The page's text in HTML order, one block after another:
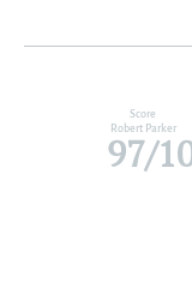
Score
Robert Parker
97/